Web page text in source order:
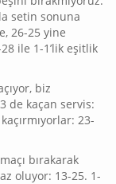
setin sonuna
26-25 yine
ile 1-1’lik eşitlik
biz
de kaçan servis:
23-
bırakarak
oluyor: 13-25. 1-